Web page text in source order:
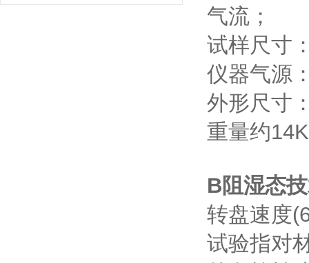
气流；
试样尺寸
仪器气源
外形尺寸
重量约
B阻湿态
转盘速度
试验指对